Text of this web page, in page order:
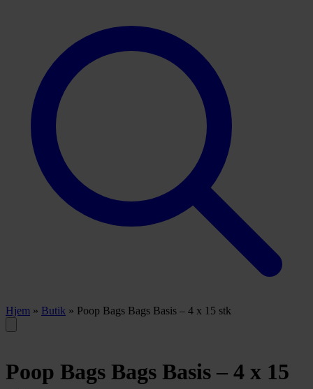
Hjem » Butik » Poop Bags Bags Basis – 4 x 15 stk
Poop Bags Bags Basis – 4 x 15